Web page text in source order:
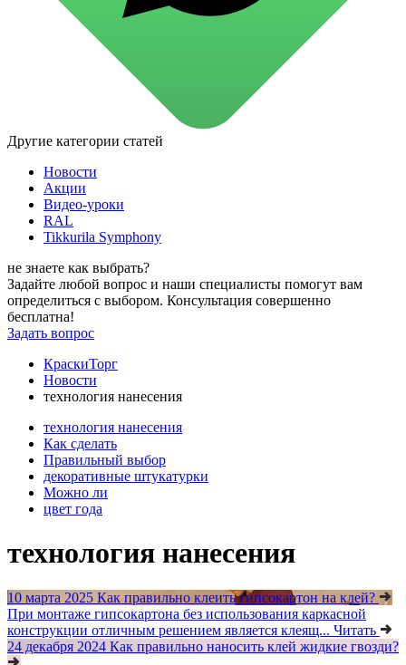
для стекол и зеркал
для ароматизации и нейтрализации запахов
для стирки и ухода за тканями
для ковров и текстильных изделий
специализированные чистящие средства
универсальные чистящие средства
дезинфицирующие средства
Автохимия и автокосметика
очистители салона
очистители тормозов
краски для штукатурки
эмали для металла
грунтовки
Новинки
Другие категории статей
Новости
Акции
Видео-уроки
RAL
Tikkurila Symphony
не знаете как выбрать?
Задайте любой вопрос и наши специалисты помогут вам
определиться с выбором. Консультация совершенно
бесплатна!
Задать вопрос
КраскиТорг
Новости
технология нанесения
технология нанесения
Как сделать
Правильный выбор
декоративные штукатурки
Можно ли
цвет года
технология нанесения
10 марта 2025 Как правильно клеить гипсокартон на клей?
При монтаже гипсокартона без использования каркасной
конструкции отличным решением является клеящ... Читать
24 декабря 2024 Как правильно наносить клей жидкие гвозди?